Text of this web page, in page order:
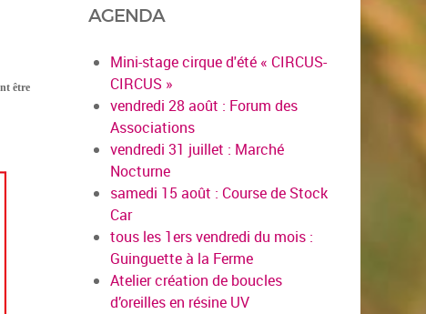
être
AGENDA
Mini-stage cirque d'été « CIRCUS-
CIRCUS »
vendredi 28 août : Forum des
Associations
vendredi 31 juillet : Marché
Nocturne
samedi 15 août : Course de Stock
Car
tous les 1ers vendredi du mois :
Guinguette à la Ferme
Atelier création de boucles
d’oreilles en résine UV